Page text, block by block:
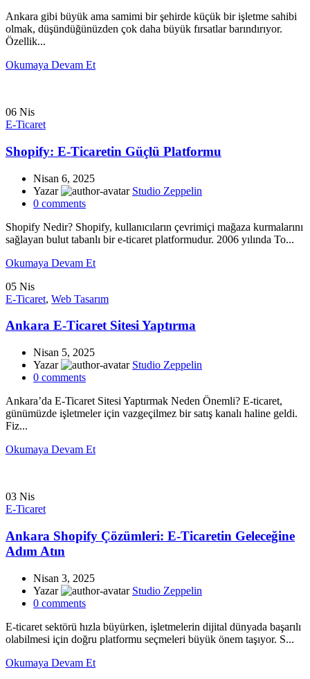
Ankara gibi büyük ama samimi bir şehirde küçük bir işletme sahibi
olmak, düşündüğünüzden çok daha büyük fırsatlar barındırıyor.
Özellik...
Okumaya Devam Et
06 Nis
E-Ticaret
Shopify: E-Ticaretin Güçlü Platformu
Nisan 6, 2025
Yazar
Studio Zeppelin
0 comments
Shopify Nedir? Shopify, kullanıcıların çevrimiçi mağaza kurmalarını
sağlayan bulut tabanlı bir e-ticaret platformudur. 2006 yılında To...
Okumaya Devam Et
05 Nis
E-Ticaret, Web Tasarım
Ankara E-Ticaret Sitesi Yaptırma
Nisan 5, 2025
Yazar
Studio Zeppelin
0 comments
Ankara’da E-Ticaret Sitesi Yaptırmak Neden Önemli? E-ticaret,
günümüzde işletmeler için vazgeçilmez bir satış kanalı haline geldi.
Fiz...
Okumaya Devam Et
03 Nis
E-Ticaret
Ankara Shopify Çözümleri: E-Ticaretin Geleceğine
Adım Atın
Nisan 3, 2025
Yazar
Studio Zeppelin
0 comments
E-ticaret sektörü hızla büyürken, işletmelerin dijital dünyada başarılı
olabilmesi için doğru platformu seçmeleri büyük önem taşıyor. S...
Okumaya Devam Et